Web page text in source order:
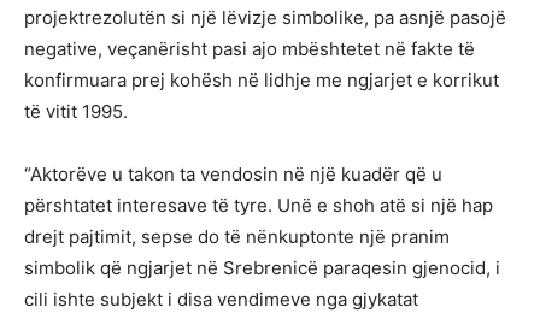
projektrezolutën si një lëvizje simbolike, pa asnjë pasojë
negative, veçanërisht pasi ajo mbështetet në fakte të
konfirmuara prej kohësh në lidhje me ngjarjet e korrikut
të vitit 1995.
“Aktorëve u takon ta vendosin në një kuadër që u
përshtatet interesave të tyre. Unë e shoh atë si një hap
drejt pajtimit, sepse do të nënkuptonte një pranim
simbolik që ngjarjet në Srebrenicë paraqesin gjenocid, i
cili ishte subjekt i disa vendimeve nga gjykatat